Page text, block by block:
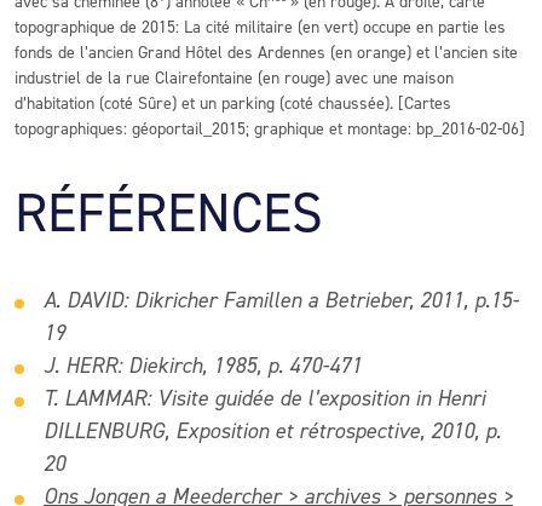
topographique de 2015: La cité militaire (en vert) occupe en partie les
fonds de l’ancien Grand Hôtel des Ardennes (en orange) et l’ancien site
industriel de la rue Clairefontaine (en rouge) avec une maison
d’habitation (coté Sûre) et un parking (coté chaussée). [Cartes
topographiques: géoportail_2015; graphique et montage: bp_2016-02-06]
RÉFÉRENCES
A. DAVID: Dikricher Famillen a Betrieber, 2011, p.15-
19
J. HERR: Diekirch, 1985, p. 470-471
T. LAMMAR: Visite guidée de l’exposition in Henri
DILLENBURG, Exposition et rétrospective, 2010, p.
20
Ons Jongen a Meedercher > archives > personnes >